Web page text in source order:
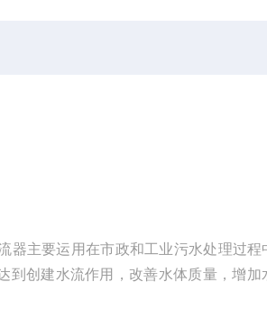
器主要运用在市政和工业污水处理过
到创建水流作用，改善水体质量，增